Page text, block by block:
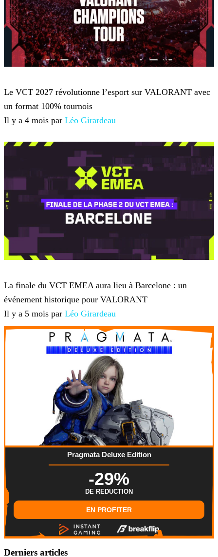
Le VCT 2027 révolutionne l’esport sur VALORANT avec
un format 100% tournois
Il y a 4 mois par Léo Girardeau
La finale du VCT EMEA aura lieu à Barcelone : un
événement historique pour VALORANT
Il y a 5 mois par Léo Girardeau
Pragmata Deluxe Edition
-29%
DE REDUCTION
EN PROFITER
Derniers articles